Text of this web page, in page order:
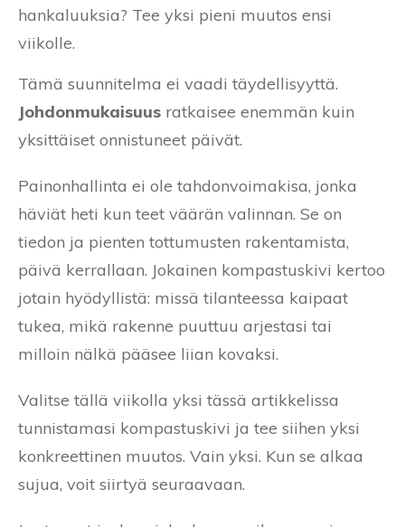
hankaluuksia? Tee yksi pieni muutos ensi
viikolle.
Tämä suunnitelma ei vaadi täydellisyyttä.
Johdonmukaisuus ratkaisee enemmän kuin
yksittäiset onnistuneet päivät.
Painonhallinta ei ole tahdonvoimakisa, jonka
häviät heti kun teet väärän valinnan. Se on
tiedon ja pienten tottumusten rakentamista,
päivä kerrallaan. Jokainen kompastuskivi kertoo
jotain hyödyllistä: missä tilanteessa kaipaat
tukea, mikä rakenne puuttuu arjestasi tai
milloin nälkä pääsee liian kovaksi.
Valitse tällä viikolla yksi tässä artikkelissa
tunnistamasi kompastuskivi ja tee siihen yksi
konkreettinen muutos. Vain yksi. Kun se alkaa
sujua, voit siirtyä seuraavaan.